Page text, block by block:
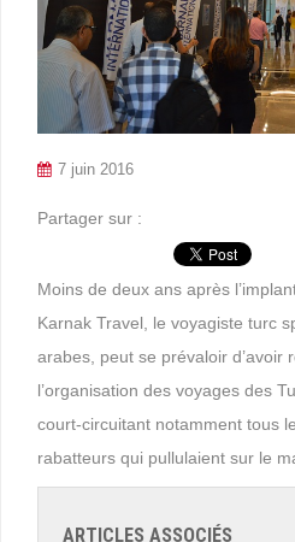
7 juin 2016
Partager sur :
Moins de deux ans après
Karnak Travel, le voyagiste turc
arabes, peut se prévaloir d’avoir
l’organisation des voyages des
court-circuitant notamment tous
rabatteurs qui pullulaient sur le
ARTICLES ASSOCIÉS